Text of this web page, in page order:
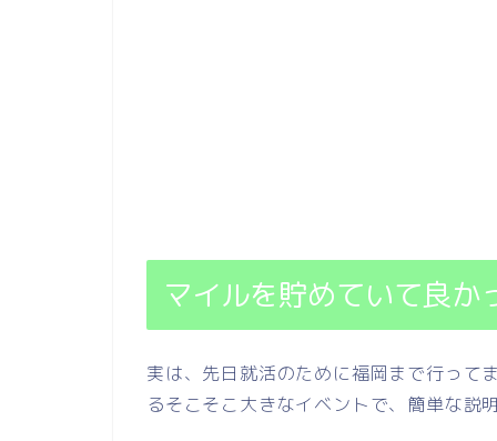
マイルを貯めていて良か
実は、先日就活のために福岡まで行って
るそこそこ大きなイベントで、簡単な説